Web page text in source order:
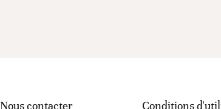
Nous contacter Conditions